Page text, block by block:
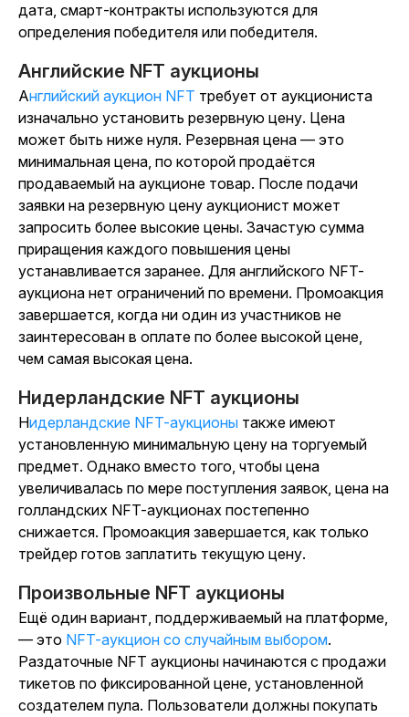
дата, смарт-контракты используются для
определения победителя или победителя.
Английские NFT аукционы
Английский аукцион NFT требует от аукциониста
изначально установить резервную цену. Цена
может быть ниже нуля. Резервная цена — это
минимальная цена, по которой продаётся
продаваемый на аукционе товар. После подачи
заявки на резервную цену аукционист может
запросить более высокие цены. Зачастую сумма
приращения каждого повышения цены
устанавливается заранее. Для английского NFT-
аукциона нет ограничений по времени. Промоакция
завершается, когда ни один из участников не
заинтересован в оплате по более высокой цене,
чем самая высокая цена.
Нидерландские NFT аукционы
Нидерландские NFT-аукционы также имеют
установленную минимальную цену на торгуемый
предмет. Однако вместо того, чтобы цена
увеличивалась по мере поступления заявок, цена на
голландских NFT-аукционах постепенно
снижается. Промоакция завершается, как только
трейдер готов заплатить текущую цену.
Произвольные NFT аукционы
Ещё один вариант, поддерживаемый на платформе,
— это NFT-аукцион со случайным выбором.
Раздаточные NFT аукционы начинаются с продажи
тикетов по фиксированной цене, установленной
создателем пула. Пользователи должны покупать